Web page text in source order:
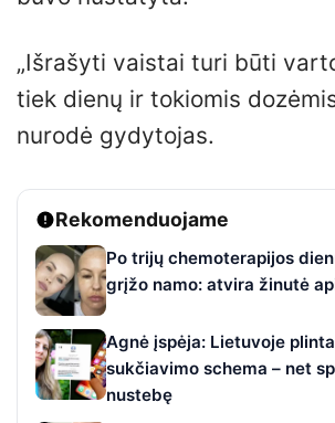
„Išrašyti vaistai turi būti
tiek dienų ir tokiomis
nurodė gydytojas.
Rekomenduojame
Po trijų chemoterapijos
grįžo namo: atvira žinutė
Agnė įspėja: Lietuvoje
sukčiavimo schema – net
nustebę